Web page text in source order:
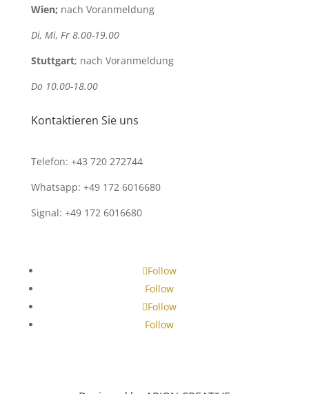
Wien; nach Voranmeldung
Di, Mi, Fr 8.00-19.00
Stuttgart; nach Voranmeldung
Do 10.00-18.00
Kontaktieren Sie uns
Telefon: +43 720 272744
Whatsapp: +49 172 6016680
Signal: +49 172 6016680
Follow
Follow
Follow
Follow